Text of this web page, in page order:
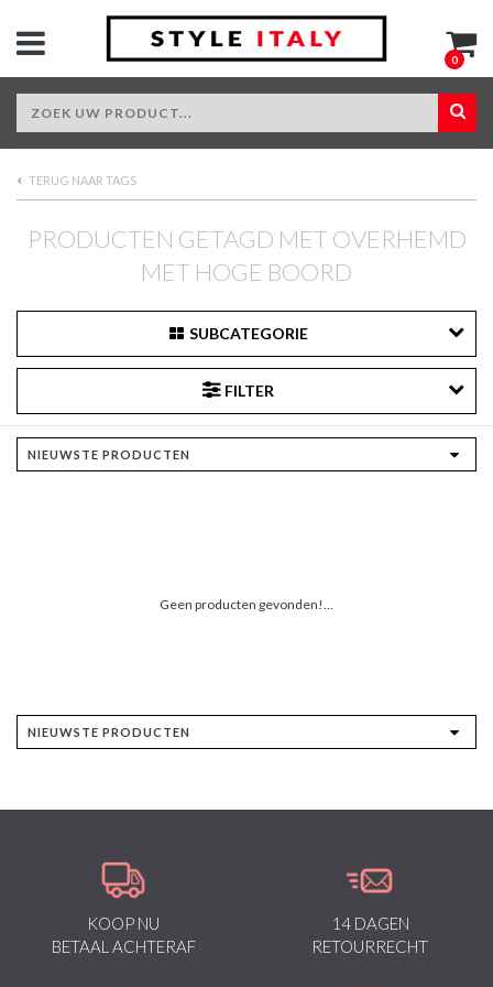
0
TERUG NAAR TAGS
PRODUCTEN GETAGD MET OVERHEMD
MET HOGE BOORD
SUBCATEGORIE
FILTER
Geen producten gevonden!...
KOOP NU
BETAAL ACHTERAF
14 DAGEN
RETOURRECHT